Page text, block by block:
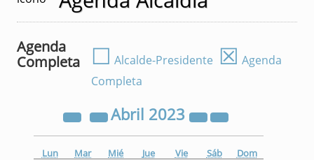
Agenda
Completa
☐ Alcalde-Presidente ☒ Agenda
Completa
Abril 2023
Lun Mar Mié Jue Vie Sáb Dom